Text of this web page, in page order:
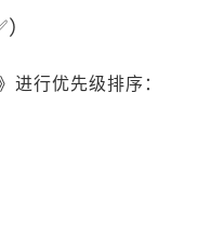
进行优先级排序：